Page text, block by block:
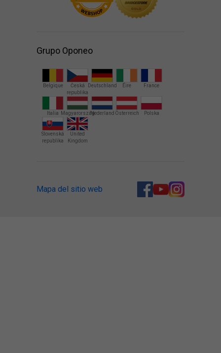
Grupo Oponeo
Belgique
Česká
republika
Deutschland Éire France
Italia MagyarországNederland Österreich Polska
Slovenská
republika
United
Kingdom
Mapa del sitio web